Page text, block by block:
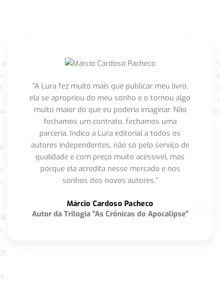
“A Lura fez muito mais que publicar meu livro,
ela se apropriou do meu sonho e o tornou algo
muito maior do que eu poderia imaginar. Não
fechamos um contrato, fechamos uma
parceria. Indico a Lura editorial a todos os
autores independentes, não só pelo serviço de
qualidade e com preço muito acessível, mas
porque ela acredita nesse mercado e nos
sonhos dos novos autores.”
Márcio Cardoso Pacheco
Autor da Trilogia "As Crônicas do Apocalipse"